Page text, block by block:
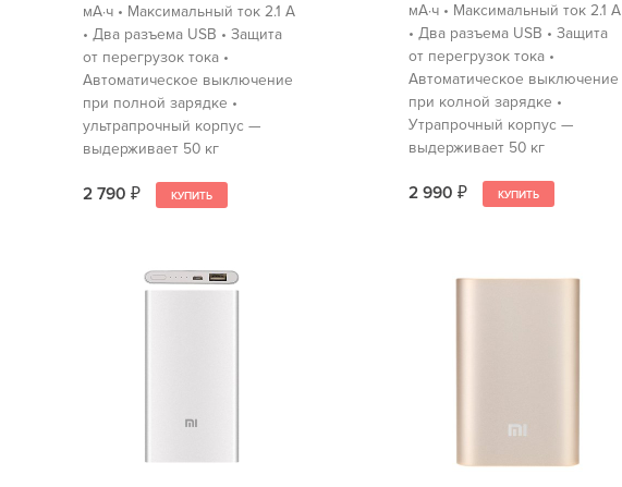
мА⋅ч • Максимальный ток 2.1 А
• Два разъема USB • Защита
от перегрузок тока •
Автоматическое выключение
при полной зарядке •
ультрапрочный корпус —
выдерживает 50 кг
2 790 ₽
мА⋅ч • Максимальный ток 2.1 А
• Два разъема USB • Защита
от перегрузок тока •
Автоматическое выключение
при колной зарядке •
Утрапрочный корпус —
выдерживает 50 кг
2 990 ₽